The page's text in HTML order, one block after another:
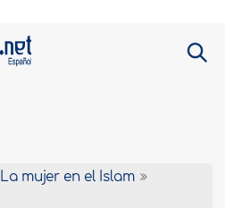
La mujer en el Islam